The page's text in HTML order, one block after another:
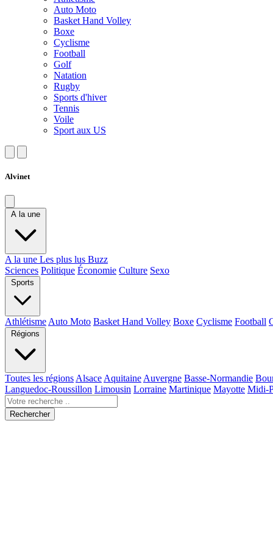
Auto Moto
Basket Hand Volley
Boxe
Cyclisme
Football
Golf
Natation
Rugby
Sports d'hiver
Tennis
Voile
Sport aux US
Alvinet
A la une
A la une Les plus lus Buzz
Sciences Politique Économie Culture Sexo
Sports
Athlétisme Auto Moto Basket Hand Volley Boxe Cyclisme Football
Régions
Toutes les régions Alsace Aquitaine Auvergne Basse-Normandie
Languedoc-Roussillon Limousin Lorraine Martinique Mayotte Midi-
Rechercher